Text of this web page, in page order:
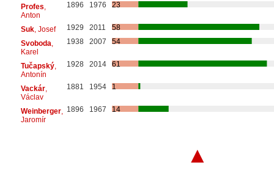
Profes,
Anton
1896 1976 23
Suk, Josef 1929 2011
58
Svoboda,
Karel
1938 2007 54
Tučapský,
Antonín
1928 2014 61
Vackár,
Václav
1881 1954 1
Weinberger,
Jaromír
1896 1967 14
▲